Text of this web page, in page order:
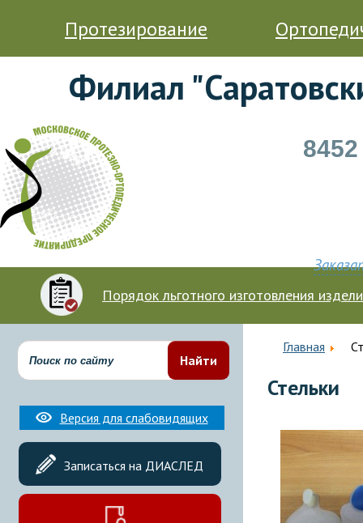
Протезирование
Филиал
8452
Порядок льготного изготовления
Главная
Стельки
Найти
Версия для слабовидящих
Записаться на ДИАСЛЕД